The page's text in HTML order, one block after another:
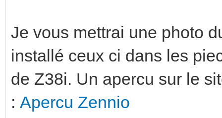
Je vous mettrai une photo
installé ceux ci dans les
de Z38i. Un apercu sur le
: Apercu Zennio